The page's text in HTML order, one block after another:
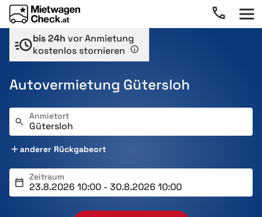
bis 24h vor Anmietung
kostenlos stornieren
Autovermietung Gütersloh
Anmietort
anderer Rückgabeort
Zeitraum